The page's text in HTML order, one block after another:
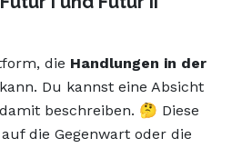
die Handlungen in der
Du kannst eine Absicht
beschreiben. 🤔 Diese
die Gegenwart oder die